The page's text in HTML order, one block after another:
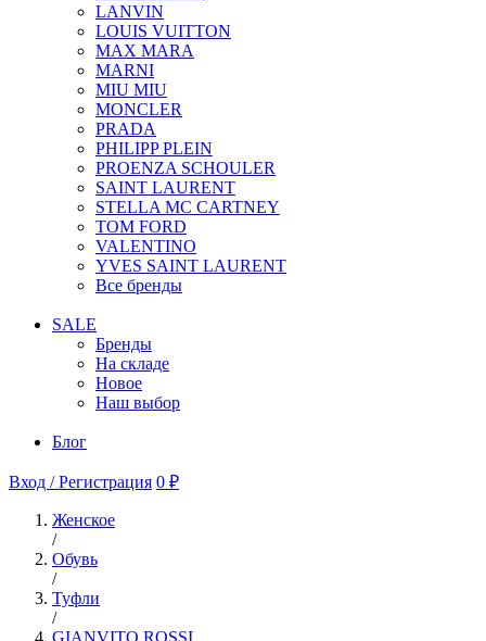
LANVIN
LOUIS VUITTON
MAX MARA
MARNI
MIU MIU
MONCLER
PRADA
PHILIPP PLEIN
PROENZA SCHOULER
SAINT LAURENT
STELLA MC CARTNEY
TOM FORD
VALENTINO
YVES SAINT LAURENT
Все бренды
SALE
Бренды
На складе
Новое
Наш выбор
Блог
Вход / Регистрация 0 ₽
Женское
/
Обувь
/
Туфли
/
GIANVITO ROSSI